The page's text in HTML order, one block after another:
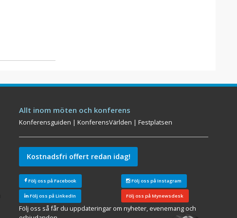
Allt inom möten och konferens
Konferensguiden |KonferensVärlden |Festplatsen
Kostnadsfri offert redan idag!
Följ oss på Facebook Följ oss på Instagram
Följ oss på LinkedIn Följ oss på Mynewsdesk
Följ oss så får du uppdateringar om nyheter, evenemang och